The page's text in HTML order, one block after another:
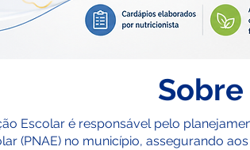
Escolar é responsável pelo
(PNAE) no município, assegurando